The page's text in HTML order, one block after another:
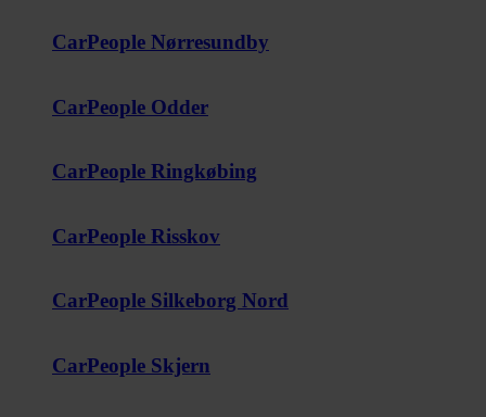
CarPeople Nørresundby
CarPeople Odder
CarPeople Ringkøbing
CarPeople Risskov
CarPeople Silkeborg Nord
CarPeople Skjern